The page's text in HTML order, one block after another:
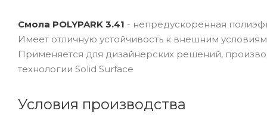
Смола POLYPARK 3.41 - непредускоренная
Имеет отличную устойчивость к внешним
Применяется для дизайнерских решений,
технологии Solid Surface
Условия производства